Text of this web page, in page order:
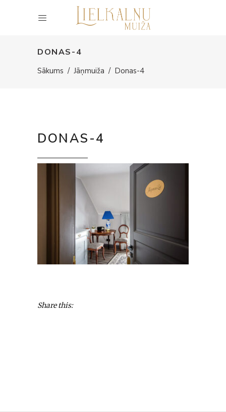
DONAS-4
Sākums / Jāņmuiža / Donas-4
DONAS-4
Share this: